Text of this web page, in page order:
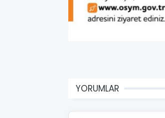
YORUMLAR